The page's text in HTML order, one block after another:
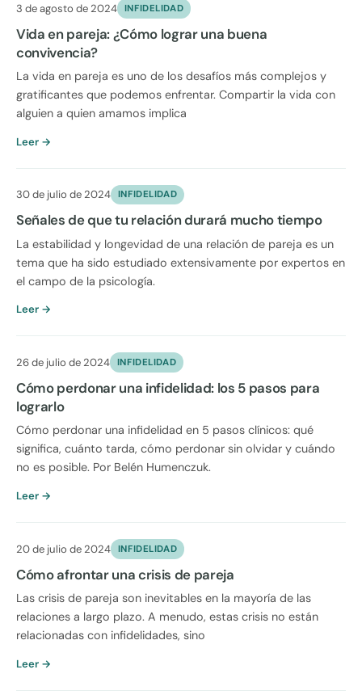
3 de agosto de 2024 INFIDELIDAD
Vida en pareja: ¿Cómo lograr una buena
convivencia?
La vida en pareja es uno de los desafíos más complejos y
gratificantes que podemos enfrentar. Compartir la vida con
alguien a quien amamos implica
Leer →
30 de julio de 2024 INFIDELIDAD
Señales de que tu relación durará mucho tiempo
La estabilidad y longevidad de una relación de pareja es un
tema que ha sido estudiado extensivamente por expertos en
el campo de la psicología.
Leer →
26 de julio de 2024 INFIDELIDAD
Cómo perdonar una infidelidad: los 5 pasos para
lograrlo
Cómo perdonar una infidelidad en 5 pasos clínicos: qué
significa, cuánto tarda, cómo perdonar sin olvidar y cuándo
no es posible. Por Belén Humenczuk.
Leer →
20 de julio de 2024 INFIDELIDAD
Cómo afrontar una crisis de pareja
Las crisis de pareja son inevitables en la mayoría de las
relaciones a largo plazo. A menudo, estas crisis no están
relacionadas con infidelidades, sino
Leer →